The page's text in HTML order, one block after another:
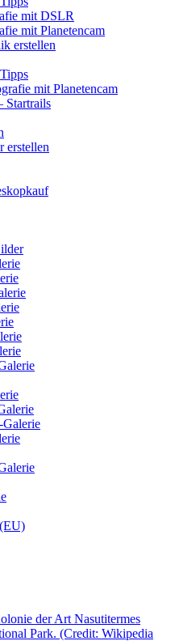
mit DSLR
mit Planetencam
erstellen
mit Planetencam
Startrails
erstellen
Galerie